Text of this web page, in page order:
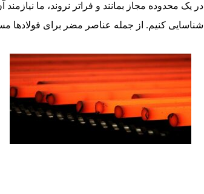
در یک محدوده مجاز بمانند و فراتر نروند، ما
شناسایی کنیم. از جمله عناصر مضر برای فولادها